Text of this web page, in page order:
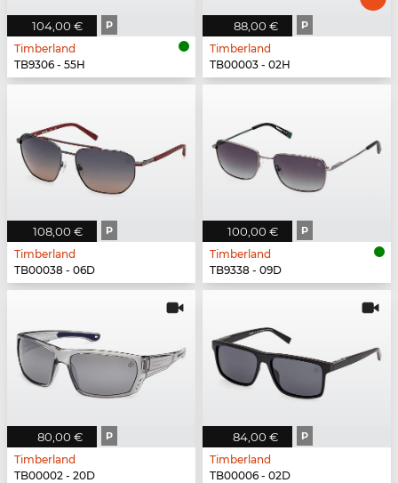
104,00 € P
Timberland
TB9306 - 55H
88,00 € P
Timberland
TB00003 - 02H
108,00 € P
Timberland
TB00038 - 06D
100,00 € P
Timberland
TB9338 - 09D
80,00 € P
Timberland
TB00002 - 20D
84,00 € P
Timberland
TB00006 - 02D